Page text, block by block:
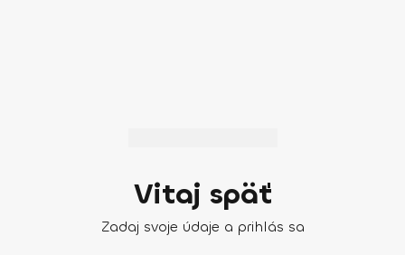
Vitaj späť
Zadaj svoje údaje a prihlás sa